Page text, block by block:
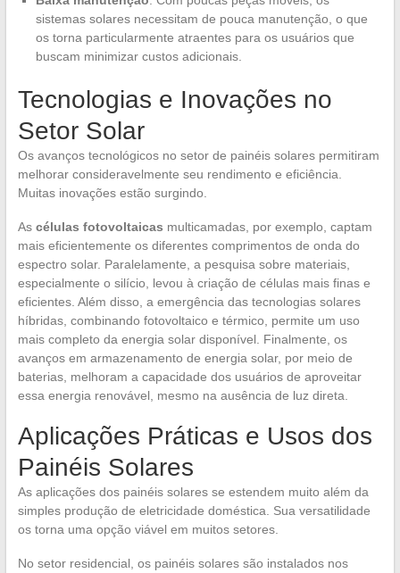
sistemas solares necessitam de pouca manutenção, o que
os torna particularmente atraentes para os usuários que
buscam minimizar custos adicionais.
Tecnologias e Inovações no
Setor Solar
Os avanços tecnológicos no setor de painéis solares permitiram
melhorar consideravelmente seu rendimento e eficiência.
Muitas inovações estão surgindo.
As células fotovoltaicas multicamadas, por exemplo, captam
mais eficientemente os diferentes comprimentos de onda do
espectro solar. Paralelamente, a pesquisa sobre materiais,
especialmente o silício, levou à criação de células mais finas e
eficientes. Além disso, a emergência das tecnologias solares
híbridas, combinando fotovoltaico e térmico, permite um uso
mais completo da energia solar disponível. Finalmente, os
avanços em armazenamento de energia solar, por meio de
baterias, melhoram a capacidade dos usuários de aproveitar
essa energia renovável, mesmo na ausência de luz direta.
Aplicações Práticas e Usos dos
Painéis Solares
As aplicações dos painéis solares se estendem muito além da
simples produção de eletricidade doméstica. Sua versatilidade
os torna uma opção viável em muitos setores.
No setor residencial, os painéis solares são instalados nos